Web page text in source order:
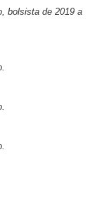
bolsista de 2019 a